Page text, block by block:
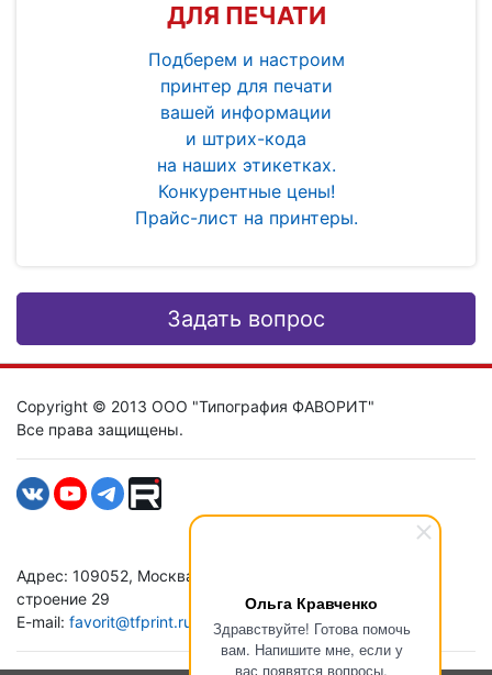
Ольга Кравченко
Здравствуйте! Готова помочь
вам. Напишите мне, если у
вас появятся вопросы.
ДЛЯ ПЕЧАТИ
Подберем и настроим
принтер для печати
вашей информации
и штрих-кода
на наших этикетках.
Конкурентные цены!
Прайс-лист на принтеры.
Задать вопрос
Copyright © 2013 ООО "Типография ФАВОРИТ"
Все права защищены.
Адрес: 109052, Москва, ул. Нижегородская д. 29-33,
строение 29
E-mail: favorit@tfprint.ru